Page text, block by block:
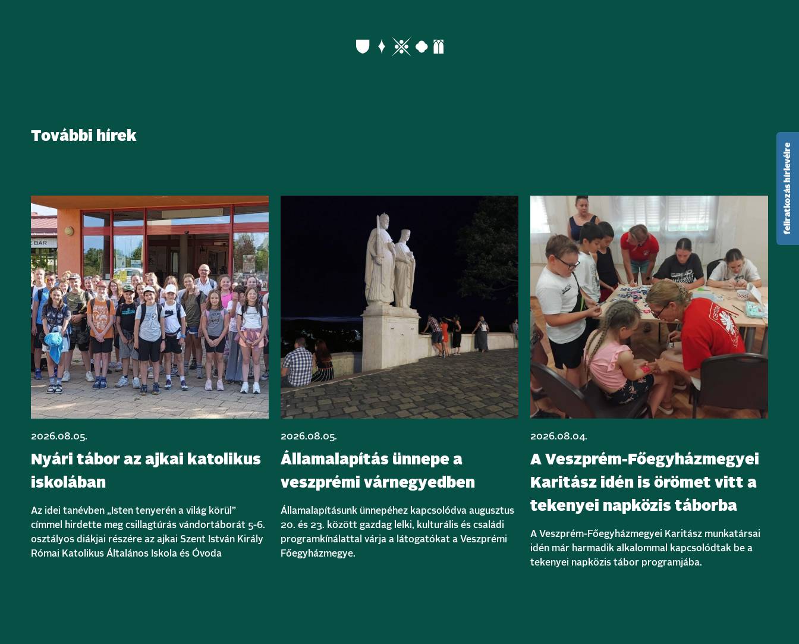
További hírek
2026.08.05.
Nyári tábor az ajkai katolikus
iskolában
Az idei tanévben „Isten tenyerén a világ körül”
címmel hirdette meg csillagtúrás vándortáborát 5-6.
osztályos diákjai részére az ajkai Szent István Király
Római Katolikus Általános Iskola és Óvoda
2026.08.05.
Államalapítás ünnepe a
veszprémi várnegyedben
Államalapításunk ünnepéhez kapcsolódva augusztus
20. és 23. között gazdag lelki, kulturális és családi
programkínálattal várja a látogatókat a Veszprémi
Főegyházmegye.
2026.08.04.
A Veszprém-Főegyházmegyei
Karitász idén is örömet vitt a
tekenyei napközis táborba
A Veszprém-Főegyházmegyei Karitász munkatársai
idén már harmadik alkalommal kapcsolódtak be a
tekenyei napközis tábor programjába.
feliratkozás hírlevélre